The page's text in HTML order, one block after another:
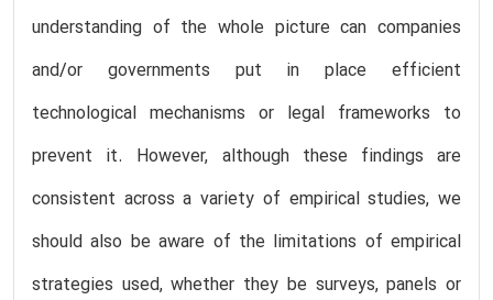
understanding of the whole picture can companies
and/or governments put in place efficient
technological mechanisms or legal frameworks to
prevent it. However, although these findings are
consistent across a variety of empirical studies, we
should also be aware of the limitations of empirical
strategies used, whether they be surveys, panels or